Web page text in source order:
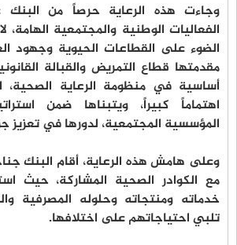
وجاءت هذه الرعاية حرصاً من
الفعاليات الوطنية والمجتمعية
الضوء على القطاعات الحيوية وجهود
مقدمتها قطاع التمريض والقبالة
أساسية في منظومة الرعاية الصحية،
اهتماماً كبيراً، ويتبناها ضمن
المؤسسية المجتمعية، لدورها في تعزيز
وعلى هامش هذه الرعاية، أقام البنك
مع الكوادر الصحية المشاركة، حيث
خدماته ومنتجاته وحلوله المصرفية
تلبي احتياجاتهم على اختلافها.